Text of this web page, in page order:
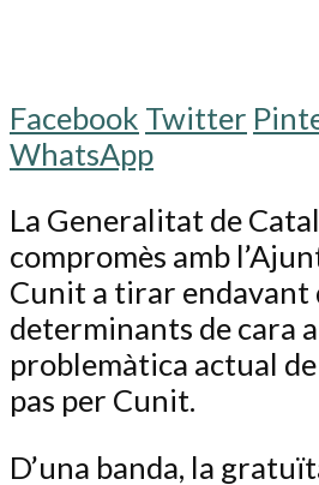
Facebook Twitter
WhatsApp
La Generalitat de
compromès amb
Cunit a tirar endavant
determinants de cara
problemàtica actual
pas per Cunit.
D’una banda, la